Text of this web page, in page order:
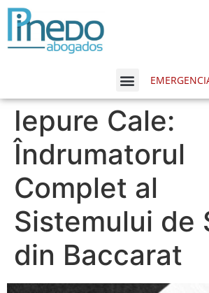
Iepure Cale:
Îndrumatorul
Complet al
Sistemului de
din Baccarat